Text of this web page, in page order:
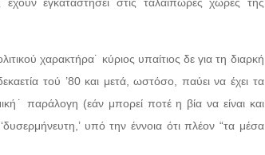
εγκαταστήσει στις ταλαίπωρες χώρες τής
χαρακτήρα˙ κύριος υπαίτιος δε για τη διαρκή
τού ’80 και μετά, ωστόσο, παύει να έχει τα
παράλογη (εάν μπορεί ποτέ η βία να είναι και
υπό την έννοια ότι πλέον “τα μέσα